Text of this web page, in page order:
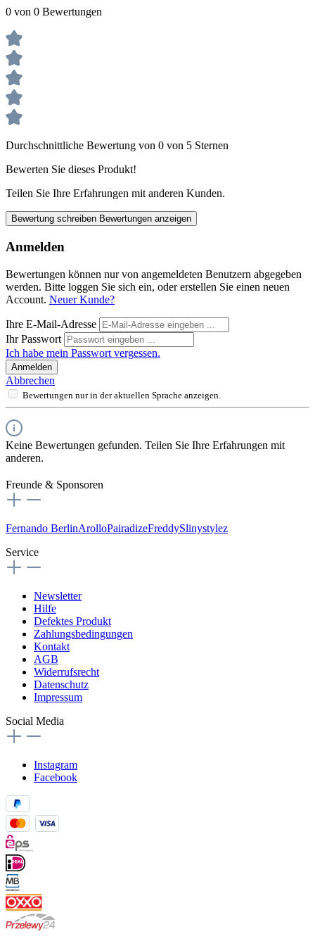
0 von 0 Bewertungen
Durchschnittliche Bewertung von 0 von 5 Sternen
Bewerten Sie dieses Produkt!
Teilen Sie Ihre Erfahrungen mit anderen Kunden.
Bewertung schreiben Bewertungen anzeigen
Anmelden
Bewertungen können nur von angemeldeten Benutzern abgegeben
werden. Bitte loggen Sie sich ein, oder erstellen Sie einen neuen
Account. Neuer Kunde?
Ihre E-Mail-Adresse
Ihr Passwort
Ich habe mein Passwort vergessen.
Anmelden
Abbrechen
Bewertungen nur in der aktuellen Sprache anzeigen.
Keine Bewertungen gefunden. Teilen Sie Ihre Erfahrungen mit
anderen.
Freunde & Sponsoren
Fernando BerlinArolloPairadizeFreddySlinystylez
Service
Newsletter
Hilfe
Defektes Produkt
Zahlungsbedingungen
Kontakt
AGB
Widerrufsrecht
Datenschutz
Impressum
Social Media
Instagram
Facebook